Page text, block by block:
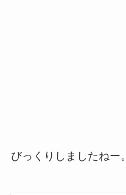
びっくりしましたねー。